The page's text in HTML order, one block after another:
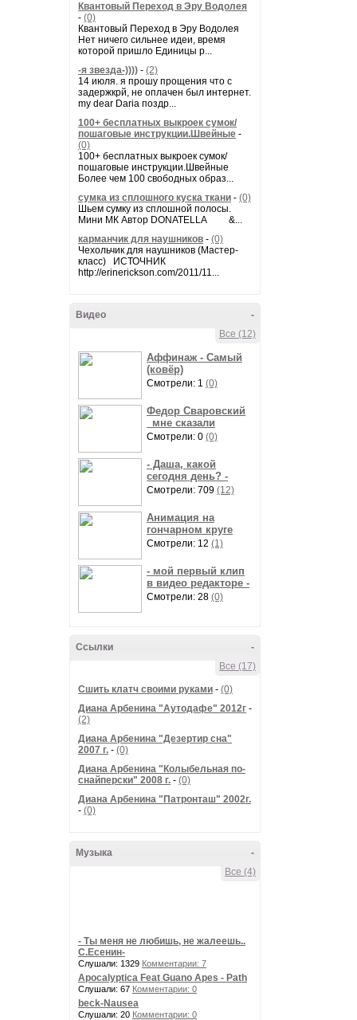
Квантовый Переход в Эру Водолея
- (0)
Квантовый Переход в Эру Водолея
Нет ничего сильнее идеи, время
которой пришло Единицы р...
-я звезда-)))) - (2)
14 июля. я прошу прощения что с
задержкрй, не оплачен был интернет.
my dear Daria поздр...
100+ бесплатных выкроек сумок/
пошаговые инструкции.Швейные -
(0)
100+ бесплатных выкроек сумок/
пошаговые инструкции.Швейные
Более чем 100 свободных образ...
сумка из сплошного куска ткани - (0)
Шьем сумку из сплошной полосы.
Мини МК Автор DONATELLA &...
карманчик для наушников - (0)
Чехольчик для наушников (Мастер-
класс) ИСТОЧНИК
http://erinerickson.com/2011/11...
-
Видео
Все (12)
Аффинаж - Самый
(ковёр)
Смотрели: 1 (0)
Федор Сваровский
_мне сказали
Смотрели: 0 (0)
- Даша, какой
сегодня день? -
Смотрели: 709 (12)
Анимация на
гончарном круге
Смотрели: 12 (1)
- мой первый клип
в видео редакторе -
Смотрели: 28 (0)
-
Ссылки
Все (17)
Сшить клатч своими руками - (0)
Диана Арбенина "Аутодафе" 2012г -
(2)
Диана Арбенина "Дезертир сна"
2007 г. - (0)
Диана Арбенина "Колыбельная по-
снайперски" 2008 г. - (0)
Диана Арбенина "Патронташ" 2002г.
- (0)
-
Музыка
Все (4)
- Ты меня не любишь, не жалеешь..
С.Есенин-
Слушали: 1329 Комментарии: 7
Apocalyptica Feat Guano Apes - Path
Слушали: 67 Комментарии: 0
beck-Nausea
Слушали: 20 Комментарии: 0